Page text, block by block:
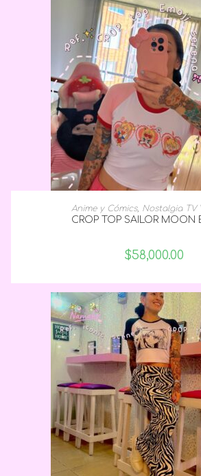
SELECCIONAR
Anime y Cómics, Nostalgia TV
CROP TOP SAILOR MOON
$58,000.00